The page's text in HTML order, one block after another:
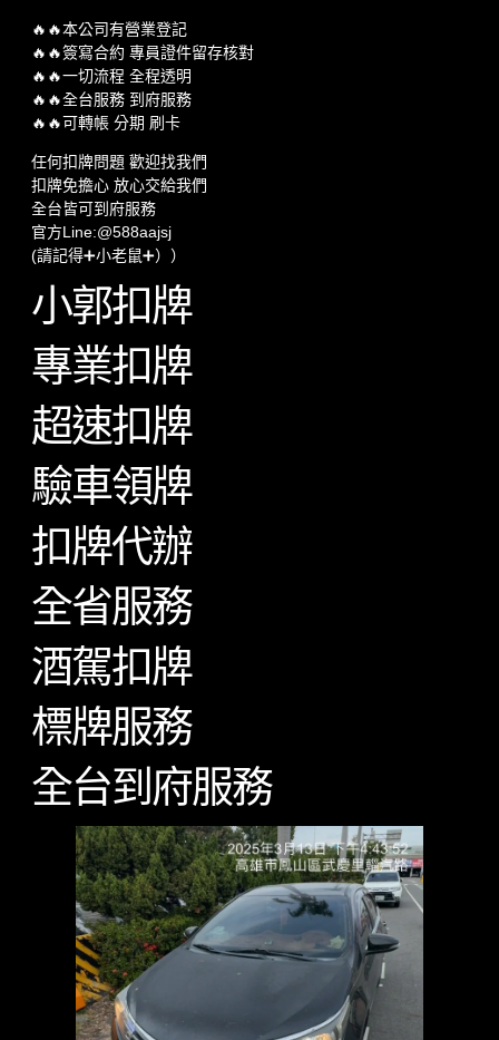
🔥🔥本公司有營業登記
🔥🔥簽寫合約 專員證件留存核對
🔥🔥一切流程 全程透明
🔥🔥全台服務 到府服務
🔥🔥可轉帳 分期 刷卡
任何扣牌問題 歡迎找我們
扣牌免擔心 放心交給我們
全台皆可到府服務
官方Line:@588aajsj
(請記得➕小老鼠➕））
小郭扣牌
專業扣牌
超速扣牌
驗車領牌
扣牌代辦
全省服務
酒駕扣牌
標牌服務
全台到府服務